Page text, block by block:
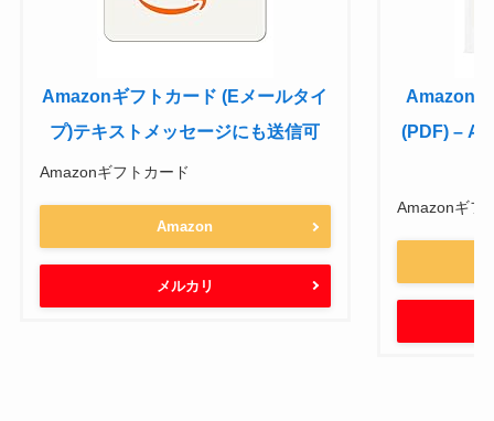
Amazonギフトカード (Eメールタイ
プ)テキストメッセージにも送信可
Amazonギフトカード
Amazon
メルカリ
Amazon
(PDF) –
Amazonギフ